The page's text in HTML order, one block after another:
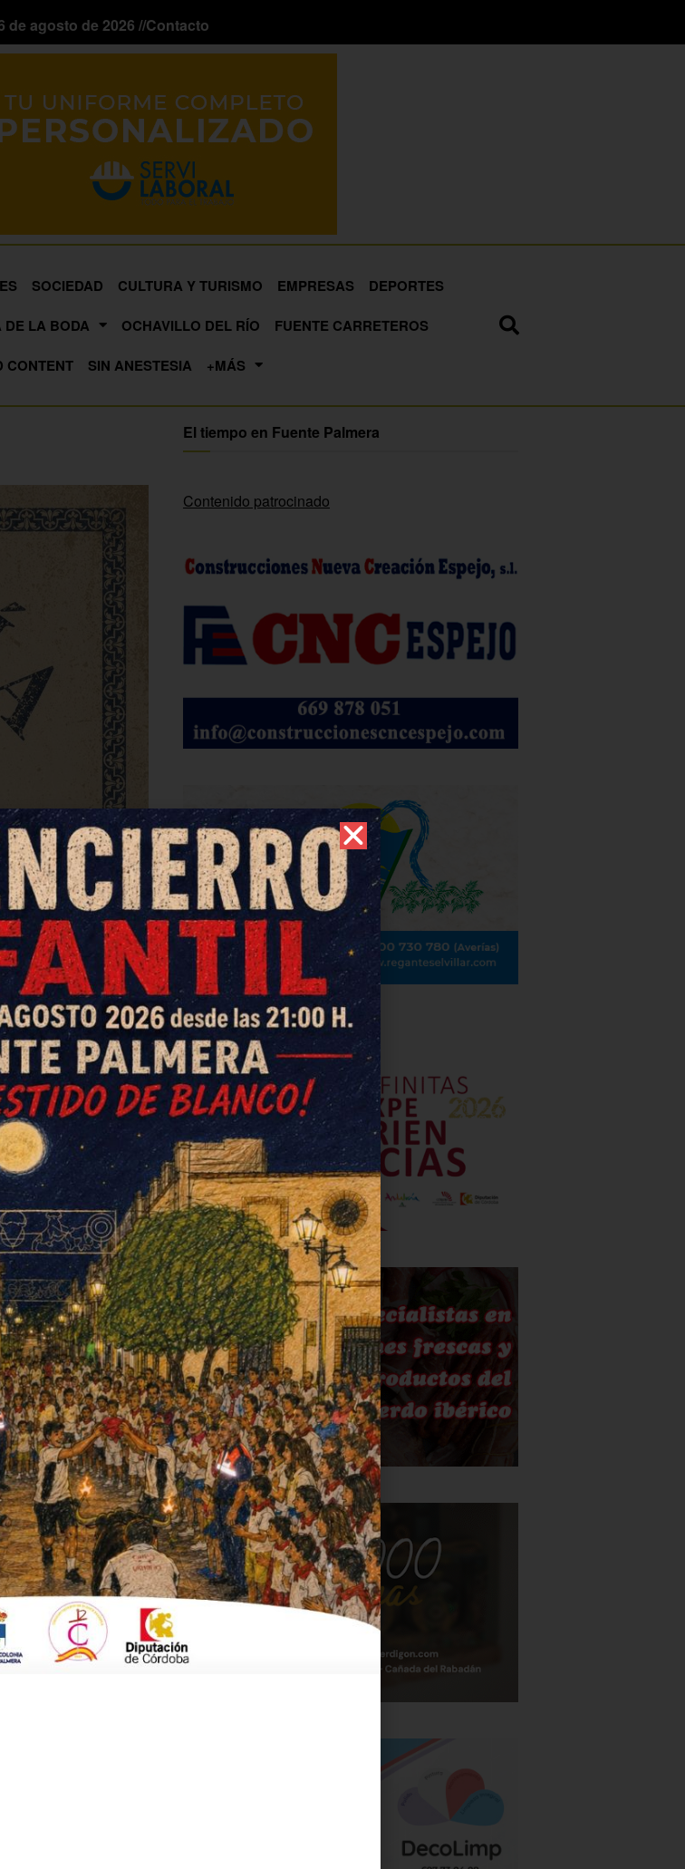
de agosto de 2026 //Contacto
SOCIEDAD CULTURA Y TURISMO EMPRESAS
DEPORTES
DE LA BODA OCHAVILLO DEL RÍO
FUENTE CARRETEROS
CONTENT
SIN ANESTESIA +MÁS
El tiempo en Fuente Palmera
Contenido patrocinado